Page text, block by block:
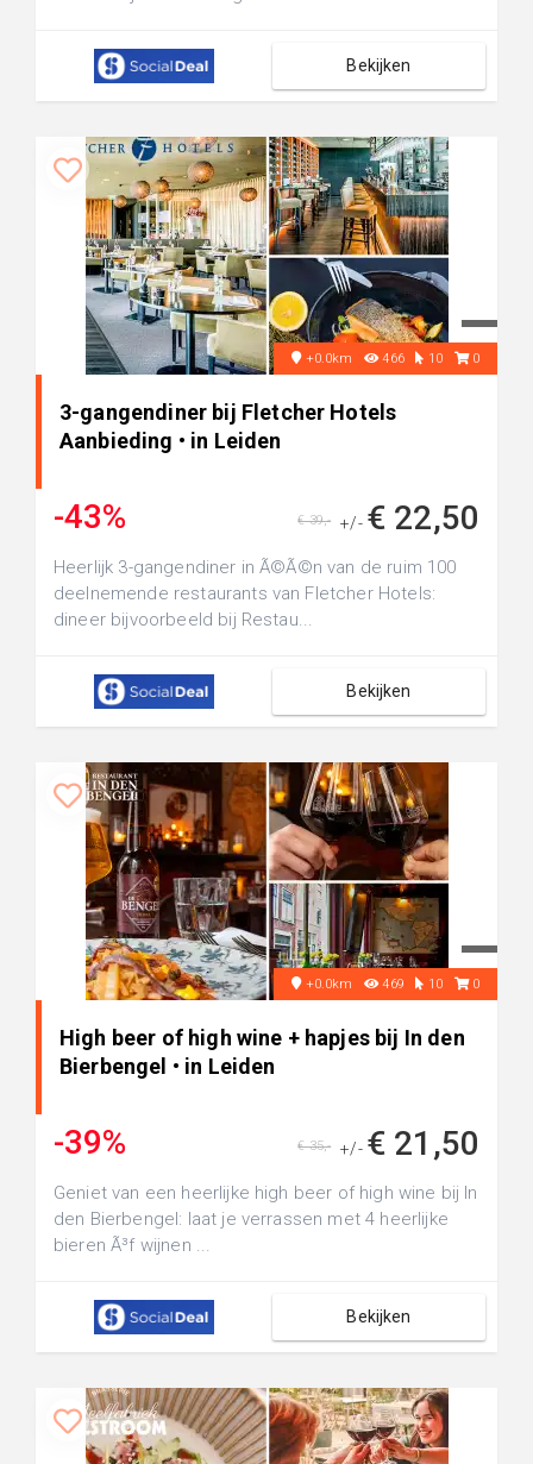
Bekijken
+0.0km 466 10 0
3-gangendiner bij Fletcher Hotels
Aanbieding • in Leiden
-43% +/- € 22,50
€ 39,-
Heerlijk 3-gangendiner in Ã©Ã©n van de ruim 100
deelnemende restaurants van Fletcher Hotels:
dineer bijvoorbeeld bij Restau...
Bekijken
+0.0km 469 10 0
High beer of high wine + hapjes bij In den
Bierbengel • in Leiden
-39% +/- € 21,50
€ 35,-
Geniet van een heerlijke high beer of high wine bij In
den Bierbengel: laat je verrassen met 4 heerlijke
bieren Ã³f wijnen ...
Bekijken